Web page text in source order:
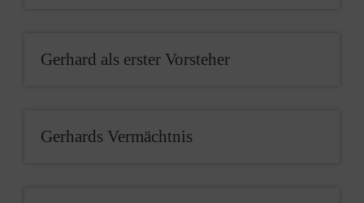
Gerhard als erster Vorsteher
Gerhards Vermächtnis